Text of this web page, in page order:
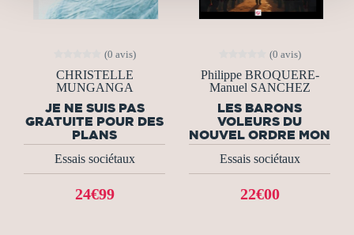
(0 avis)
CHRISTELLE
MUNGANGA
JE NE SUIS PAS
GRATUITE POUR DES
PLANS
Essais sociétaux
24€99
(0 avis)
Philippe BROQUERE-
Manuel SANCHEZ
LES BARONS
VOLEURS DU
NOUVEL ORDRE MON
Essais sociétaux
22€00